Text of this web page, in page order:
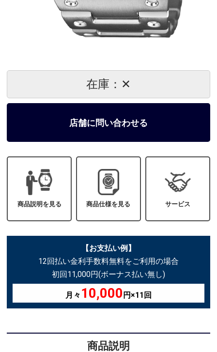
在庫：✕
店舗に問い合わせる
商品説明を見る 商品仕様を見る サービス
【お支払い例】
12回払い金利手数料無料をご利用の場合
初回11,000円(ボーナス払い無し)
月々 10,000 円×11回
商品説明